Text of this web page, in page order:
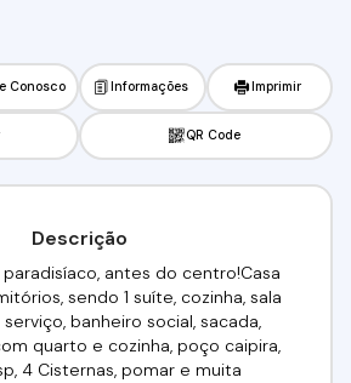
Conosco Informações Imprimir
QR Code
Descrição
antes do centro!Casa
sendo 1 suíte, cozinha, sala
banheiro social, sacada,
quarto e cozinha, poço caipira,
4 Cisternas, pomar e muita